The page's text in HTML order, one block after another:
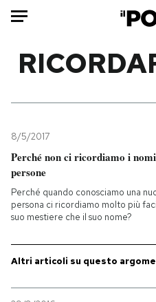
Mondo
Politica
Tecnologia
Internet
Scienza
Economia
8/5/2017
Perché non ci ricordiamo i
persone
Perché quando conosciamo una
persona ci ricordiamo molto più
suo mestiere che il suo nome?
Altri articoli su questo